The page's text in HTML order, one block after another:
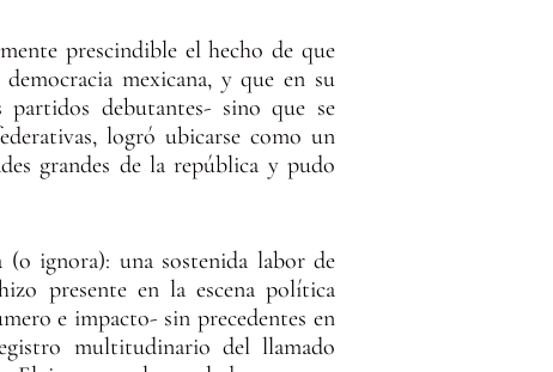
prescindible el hecho de que
mexicana, y que en su
debutantes- sino que se
logró ubicarse como un
grandes de la república y pudo
ignora): una sostenida labor de
presente en la escena política
e impacto- sin precedentes en
multitudinario del llamado